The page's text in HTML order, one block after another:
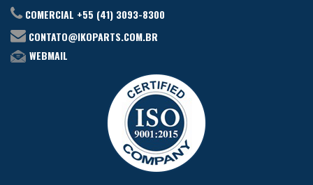
COMERCIAL +55 (41) 3093-8300
CONTATO@IKOPARTS.COM.BR
WEBMAIL